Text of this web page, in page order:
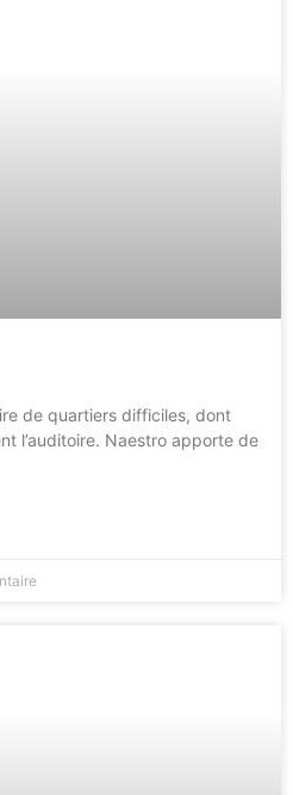
de quartiers difficiles, dont
l’auditoire. Naestro apporte de